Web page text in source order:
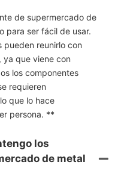
de supermercado de
para ser fácil de usar.
pueden reunirlo con
que viene con
los componentes
requieren
que lo hace
persona. **
los
de metal